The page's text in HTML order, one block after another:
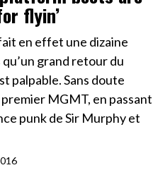
flyin’
en effet une dizaine
qu’un grand retour du
palpable. Sans doute
MGMT, en passant
punk de Sir Murphy et